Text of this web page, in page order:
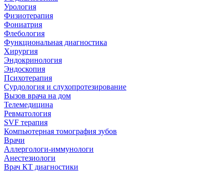
Урология
Физиотерапия
Фониатрия
Флебология
Функциональная диагностика
Хирургия
Эндокринология
Эндоскопия
Психотерапия
Сурдология и слухопротезирование
Вызов врача на дом
Телемедицина
Ревматология
SVF терапия
Компьютерная томография зубов
Врачи
Аллергологи-иммунологи
Анестезиологи
Врач КТ диагностики